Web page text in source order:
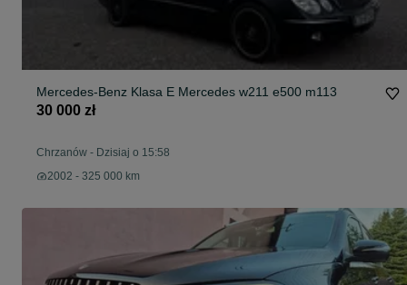
Mercedes-Benz Klasa E Mercedes w211 e500 m113
30 000 zł
Chrzanów - Dzisiaj o 15:58
2002 - 325 000 km